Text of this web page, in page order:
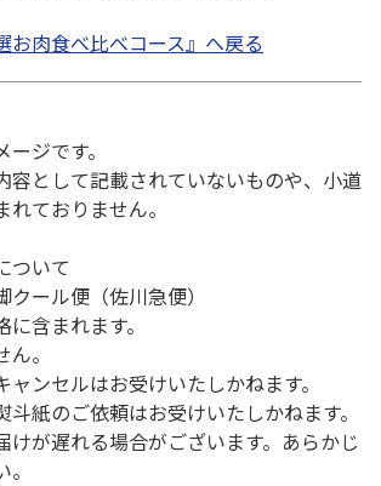
お肉食べ比べコース』へ戻る
ジです。
として記載されていないものや、小道
ておりません。
ついて
ール便（佐川急便）
含まれます。
。
ンセルはお受けいたしかねます。
紙のご依頼はお受けいたしかねます。
が遅れる場合がございます。あらかじ